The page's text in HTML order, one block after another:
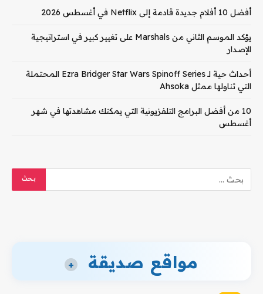
أفضل 10 أفلام جديدة قادمة إلى Netflix في أغسطس 2026
يؤكد الموسم الثاني من Marshals على تغيير كبير في استراتيجية
الإصدار
أحداث حية لـ Ezra Bridger Star Wars Spinoff Series المحتملة
التي تناولها ممثل Ahsoka
10 من أفضل البرامج التلفزيونية التي يمكنك مشاهدتها في شهر
أغسطس
مواقع صديقة +